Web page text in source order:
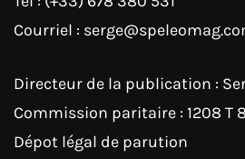
Courriel :
Directeur de la publication :
Commission paritaire : 1208 T
Dépot légal de parution